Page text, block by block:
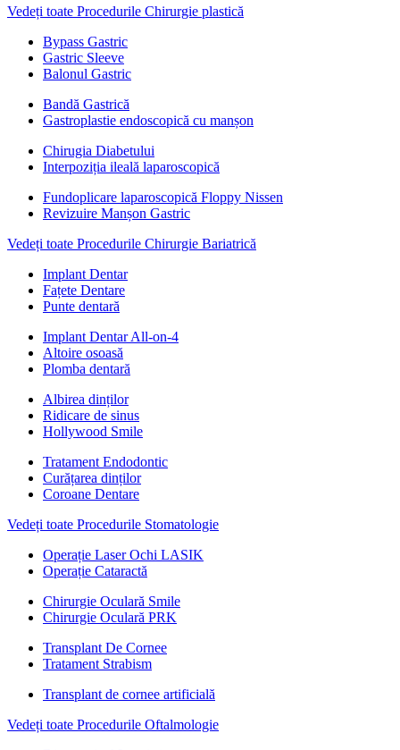
Vedeți toate Procedurile Chirurgie plastică
Bypass Gastric
Gastric Sleeve
Balonul Gastric
Bandă Gastrică
Gastroplastie endoscopică cu manșon
Chirugia Diabetului
Interpoziția ileală laparoscopică
Fundoplicare laparoscopică Floppy Nissen
Revizuire Manșon Gastric
Vedeți toate Procedurile Chirurgie Bariatrică
Implant Dentar
Fațete Dentare
Punte dentară
Implant Dentar All-on-4
Altoire osoasă
Plomba dentară
Albirea dinților
Ridicare de sinus
Hollywood Smile
Tratament Endodontic
Curățarea dinților
Coroane Dentare
Vedeți toate Procedurile Stomatologie
Operație Laser Ochi LASIK
Operație Cataractă
Chirurgie Oculară Smile
Chirurgie Oculară PRK
Transplant De Cornee
Tratament Strabism
Transplant de cornee artificială
Vedeți toate Procedurile Oftalmologie